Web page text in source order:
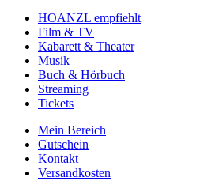
HOANZL empfiehlt
Film & TV
Kabarett & Theater
Musik
Buch & Hörbuch
Streaming
Tickets
Mein Bereich
Gutschein
Kontakt
Versandkosten